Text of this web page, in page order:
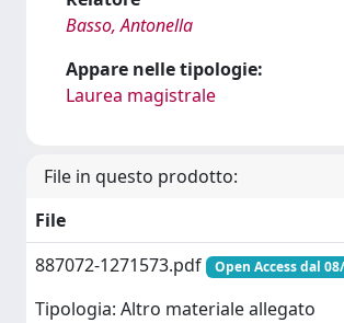
Basso, Antonella
Appare nelle tipologie:
Laurea magistrale
File in questo prodotto:
File
887072-1271573.pdf
Open Access dal
Tipologia: Altro materiale allegato